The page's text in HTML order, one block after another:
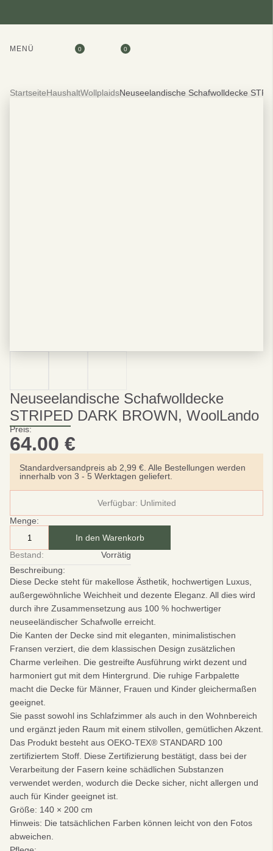
MENÜ 0 0
StartseiteHaushaltWollplaidsNeuseelandische Schafwolldecke
Neuseelandische Schafwolldecke
STRIPED DARK BROWN, WoolLando
Preis:
64.00 €
Standardversandpreis ab 2,99 €. Alle Bestellungen werden
innerhalb von 3 - 5 Werktagen geliefert.
Verfügbar: Unlimited
Menge:
In den Warenkorb
Bestand:
Vorrätig
Beschreibung:
Diese Decke steht für makellose Ästhetik, hochwertigen Luxus,
außergewöhnliche Weichheit und dezente Eleganz. All dies wird
durch ihre Zusammensetzung aus 100 % hochwertiger
neuseeländischer Schafwolle erreicht.
Die Kanten der Decke sind mit eleganten, minimalistischen
Fransen verziert, die dem klassischen Design zusätzlichen
Charme verleihen. Die gestreifte Ausführung wirkt dezent und
harmoniert gut mit dem Hintergrund. Die ruhige Farbpalette
macht die Decke für Männer, Frauen und Kinder gleichermaßen
geeignet.
Sie passt sowohl ins Schlafzimmer als auch in den Wohnbereich
und ergänzt jeden Raum mit einem stilvollen, gemütlichen Akzent.
Das Produkt besteht aus OEKO-TEX® STANDARD 100
zertifiziertem Stoff. Diese Zertifizierung bestätigt, dass bei der
Verarbeitung der Fasern keine schädlichen Substanzen
verwendet werden, wodurch die Decke sicher, nicht allergen und
auch für Kinder geeignet ist.
Größe: 140 × 200 cm
Hinweis: Die tatsächlichen Farben können leicht von den Fotos
abweichen.